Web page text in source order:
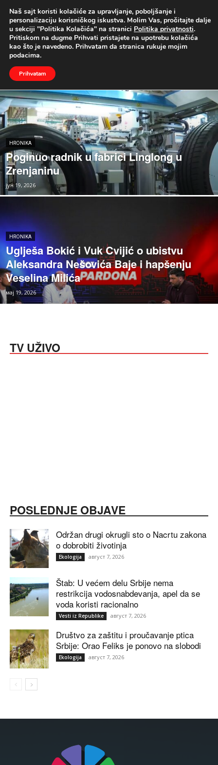
UŽIVO
Naslovna Hronika
HRONIKA
Aktuelnosti iz Čajetine
HRONIKA
Poginuo radnik u fabrici Linglong u
Zrenjaninu
јун 19, 2026
HRONIKA
Uglješa Bokić i Vuk Cvijić o ubistvu
Aleksandra Nešovića Baje i hapšenju
Veselina Milića
мај 19, 2026
TV UŽIVO
POSLEDNJE OBJAVE
Održan drugi okrugli sto o Nacrtu zakona
o dobrobiti životinja
Ekologija август 7, 2026
Štab: U većem delu Srbije nema
restrikcija vodosnabdevanja, apel da se
voda koristi racionalno
Vesti iz Republike август 7, 2026
Društvo za zaštitu i proučavanje ptica
Srbije: Orao Feliks je ponovo na slobodi
Ekologija август 7, 2026
Naš sajt koristi kolačiće za upravljanje, poboljšanje i
personalizaciju korisničkog iskustva. Molim Vas, pročitajte dalje
u sekciji "Politika Kolačića" na stranici Politika privatnosti.
Pritiskom na dugme Prihvati pristajete na upotrebu kolačića
kao što je navedeno. Prihvatam da stranica rukuje mojim
podacima.
Prihvatam